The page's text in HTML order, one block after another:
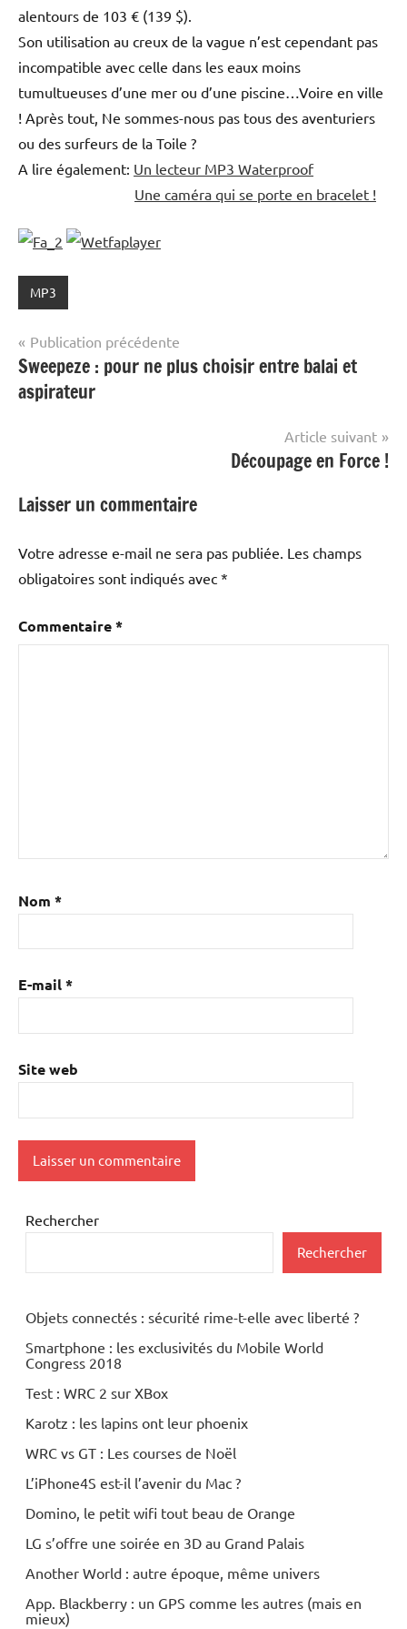
alentours de 103 € (139 $).
Son utilisation au creux de la vague n’est cependant pas
incompatible avec celle dans les eaux moins
tumultueuses d’une mer ou d’une piscine…Voire en ville
! Après tout, Ne sommes-nous pas tous des aventuriers
ou des surfeurs de la Toile ?
A lire également: Un lecteur MP3 Waterproof
Une caméra qui se porte en bracelet !
MP3
Navigation
de
l’article
Publication précédente
Sweepeze : pour ne plus choisir entre balai et
aspirateur
Article suivant
Découpage en Force !
Laisser un commentaire
Votre adresse e-mail ne sera pas publiée. Les champs
obligatoires sont indiqués avec *
Commentaire*
Nom *
E-mail*
Site web
Rechercher
Rechercher
Objets connectés : sécurité rime-t-elle avec liberté ?
Smartphone : les exclusivités du Mobile World
Congress 2018
Test : WRC 2 sur XBox
Karotz : les lapins ont leur phoenix
WRC vs GT : Les courses de Noël
L’iPhone4S est-il l’avenir du Mac ?
Domino, le petit wifi tout beau de Orange
LG s’offre une soirée en 3D au Grand Palais
Another World : autre époque, même univers
App. Blackberry : un GPS comme les autres (mais en
mieux)